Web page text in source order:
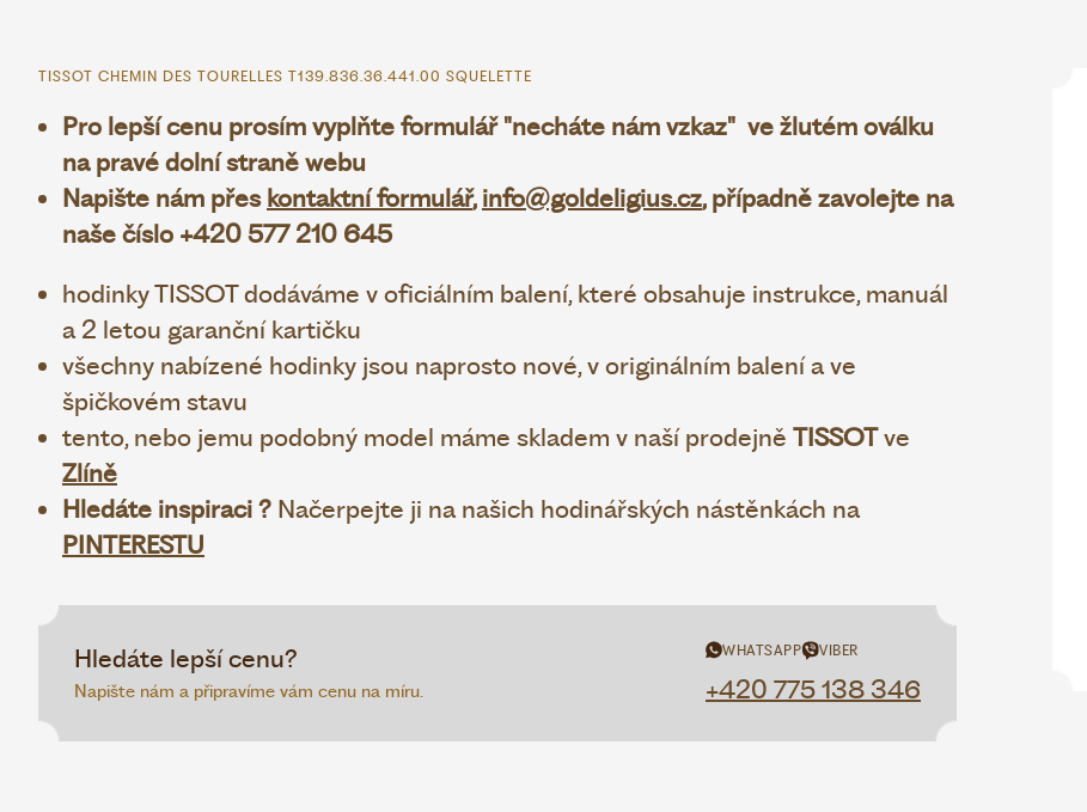
TISSOT CHEMIN DES TOURELLES T139.836.36.441.00 SQUELETTE
Pro lepší cenu prosím vyplňte formulář "necháte nám vzkaz" ve žlutém oválku
na pravé dolní straně webu
Napište nám přes kontaktní formulář, info@goldeligius.cz, případně zavolejte na
naše číslo +420 577 210 645
hodinky TISSOT dodáváme v oficiálním balení, které obsahuje instrukce, manuál
a 2 letou garanční kartičku
všechny nabízené hodinky jsou naprosto nové, v originálním balení a ve
špičkovém stavu
tento, nebo jemu podobný model máme skladem v naší prodejně TISSOTve
Zlíně
Hledáte inspiraci ? Načerpejte ji na našich hodinářských nástěnkách na
PINTERESTU
Hledáte lepší cenu?
Napište nám a připravíme vám cenu na míru.
WHATSAPP VIBER
+420 775 138 346